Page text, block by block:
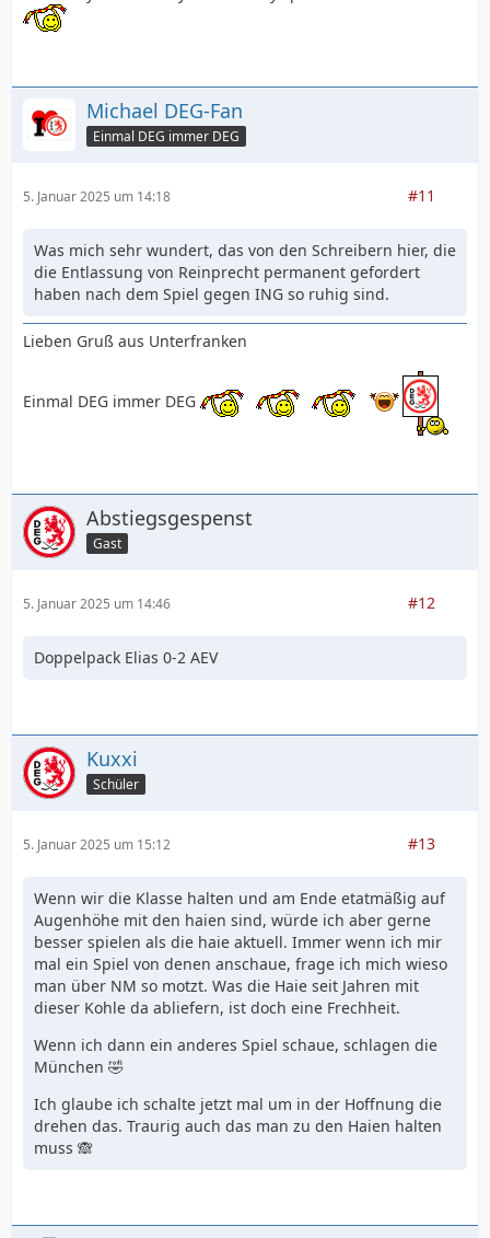
Michael DEG-Fan
Einmal DEG immer DEG
5. Januar 2025 um 14:18 #11
Was mich sehr wundert, das von den Schreibern hier, die
die Entlassung von Reinprecht permanent gefordert
haben nach dem Spiel gegen ING so ruhig sind.
Lieben Gruß aus Unterfranken
Einmal DEG immer DEG
Abstiegsgespenst
Gast
5. Januar 2025 um 14:46 #12
Doppelpack Elias 0-2 AEV
Kuxxi
Schüler
5. Januar 2025 um 15:12 #13
Wenn wir die Klasse halten und am Ende etatmäßig auf
Augenhöhe mit den haien sind, würde ich aber gerne
besser spielen als die haie aktuell. Immer wenn ich mir
mal ein Spiel von denen anschaue, frage ich mich wieso
man über NM so motzt. Was die Haie seit Jahren mit
dieser Kohle da abliefern, ist doch eine Frechheit.
Wenn ich dann ein anderes Spiel schaue, schlagen die
München 🤣
Ich glaube ich schalte jetzt mal um in der Hoffnung die
drehen das. Traurig auch das man zu den Haien halten
muss 🙈